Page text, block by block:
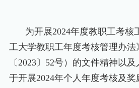
为开展2024年度教职工考核
工大学教职工年度考核管理办法
〔 2023〕 52号）的文件精神以
于开展2024年个人年度考核及奖